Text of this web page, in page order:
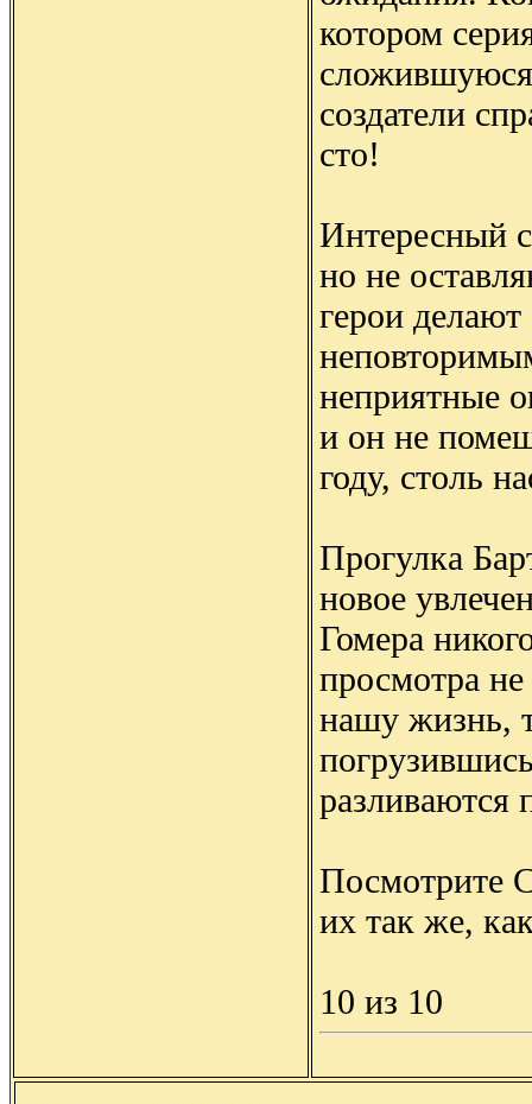
котором
создатели
сто!
Интересный
но не
герои
неприятные
и он не
году, столь
Прогулка
новое
Гомера
просмотра
нашу жизнь,
Посмотрите
их так же,
10 из 10